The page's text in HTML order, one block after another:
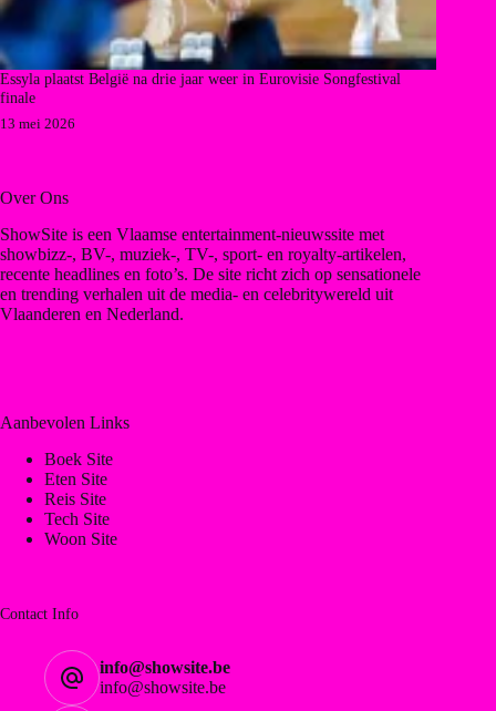
Essyla plaatst België na drie jaar weer in Eurovisie Songfestival
finale
13 mei 2026
Over Ons
ShowSite is een Vlaamse entertainment-nieuwssite met
showbizz-, BV-, muziek-, TV-, sport- en royalty-artikelen,
recente headlines en foto’s. De site richt zich op sensationele
en trending verhalen uit de media- en celebritywereld uit
Vlaanderen en Nederland.
Aanbevolen Links
Boek Site
Eten Site
Reis Site
Tech Site
Woon Site
Contact Info
info@showsite.be
info@showsite.be